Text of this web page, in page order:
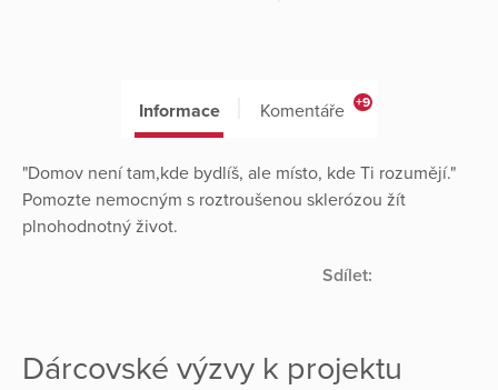
Informace Komentáře +9
"Domov není tam,kde bydlíš, ale místo, kde Ti rozumějí."
Pomozte nemocným s roztroušenou sklerózou žít
plnohodnotný život.
Sdílet:
Dárcovské výzvy k projektu